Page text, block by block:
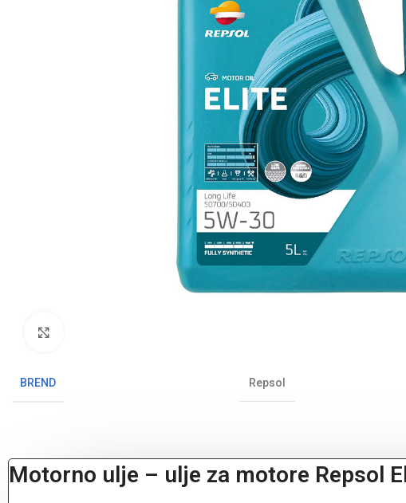
BREND Repsol
Motorno ulje – ulje za motore Repsol